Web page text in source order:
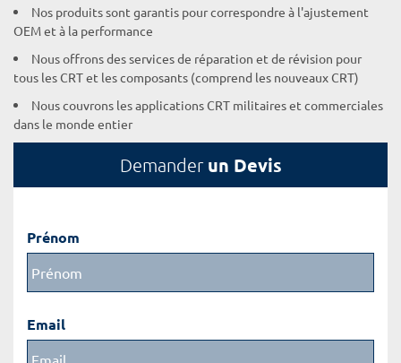
Nos produits sont garantis pour correspondre à l'ajustement
OEM et à la performance
Nous offrons des services de réparation et de révision pour
tous les CRT et les composants (comprend les nouveaux CRT)
Nous couvrons les applications CRT militaires et commerciales
dans le monde entier
Demander un Devis
Prénom
Email